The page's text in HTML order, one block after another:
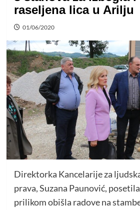
raseljena lica u Arilju
01/06/2020
Direktorka Kancelarije za
prava, Suzana Paunović,
prilikom obišla radove na